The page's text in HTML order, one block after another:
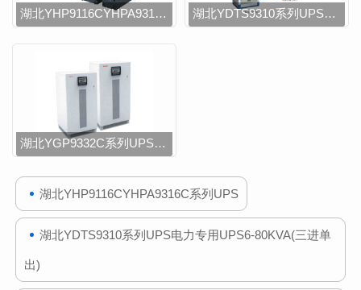
湖北YHP9116CYHPA9316C系列UPS 湖北YDTS9310系列UPS电力专用UPS6-80KVA(三进单出)
湖北YGP9332C系列UPS工频在线式10-120KVA(三进三出)
湖北YHP9116CYHPA9316C系列UPS
湖北YDTS9310系列UPS电力专用UPS6-80KVA(三进单
出)